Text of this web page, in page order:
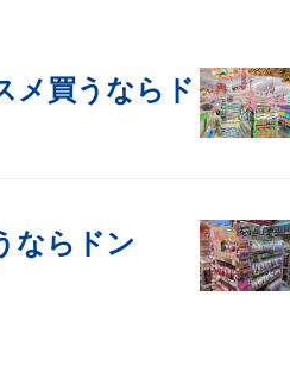
メ買うならド
ならドン